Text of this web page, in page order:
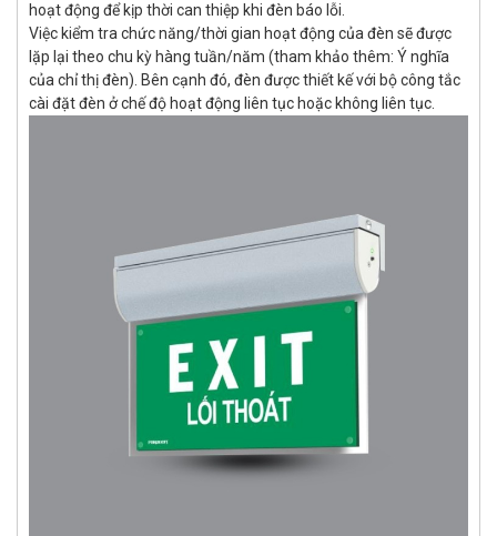
hoạt động để kịp thời can thiệp khi đèn báo lỗi.
Việc kiểm tra chức năng/thời gian hoạt động của đèn sẽ được
lặp lại theo chu kỳ hàng tuần/năm (tham khảo thêm: Ý nghĩa
của chỉ thị đèn). Bên cạnh đó, đèn được thiết kế với bộ công tắc
cài đặt đèn ở chế độ hoạt động liên tục hoặc không liên tục.